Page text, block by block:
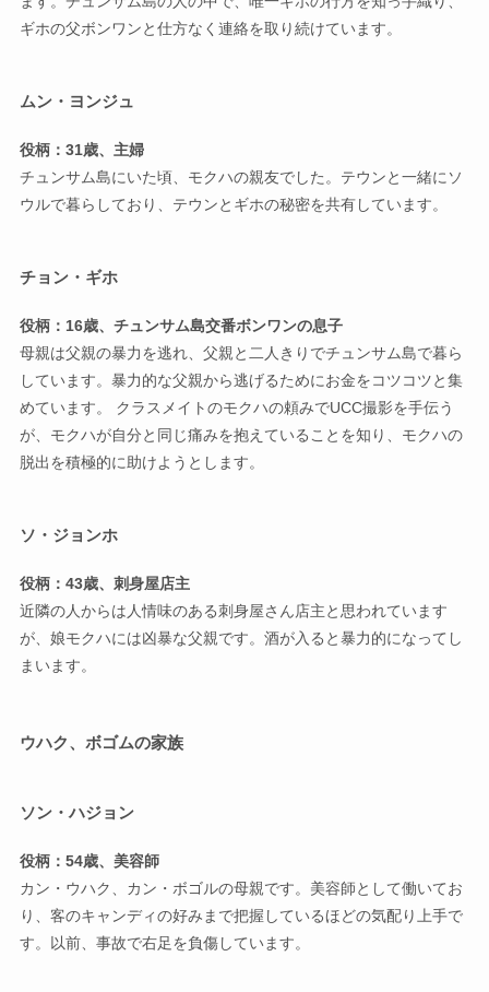
ギホの父ボンワンと仕方なく連絡を取り続けています。
ムン・ヨンジュ
役柄：31歳、主婦
チュンサム島にいた頃、モクハの親友でした。テウンと一緒にソ
ウルで暮らしており、テウンとギホの秘密を共有しています。
チョン・ギホ
役柄：16歳、チュンサム島交番ボンワンの息子
母親は父親の暴力を逃れ、父親と二人きりでチュンサム島で暮ら
しています。暴力的な父親から逃げるためにお金をコツコツと集
めています。 クラスメイトのモクハの頼みでUCC撮影を手伝う
が、モクハが自分と同じ痛みを抱えていることを知り、モクハの
脱出を積極的に助けようとします。
ソ・ジョンホ
役柄：43歳、刺身屋店主
近隣の人からは人情味のある刺身屋さん店主と思われています
が、娘モクハには凶暴な父親です。酒が入ると暴力的になってし
まいます。
ウハク、ボゴムの家族
ソン・ハジョン
役柄：54歳、美容師
カン・ウハク、カン・ボゴルの母親です。美容師として働いてお
り、客のキャンディの好みまで把握しているほどの気配り上手で
す。以前、事故で右足を負傷しています。